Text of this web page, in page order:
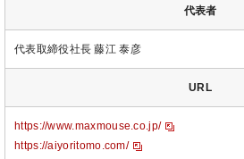
代表者
代表取締役社長 藤江 泰彦
URL
https://www.maxmouse.co.jp/
https://aiyoritomo.com/